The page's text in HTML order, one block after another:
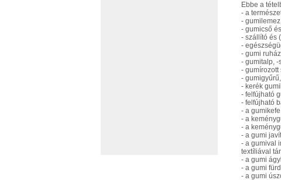
Ebbe a
- a
-
- gumicső
- szállító és
-
- gumi
- gumitalp, -
- gumírozott
-
- kerék
- felfújható
- felfújható
- a
- a
- a
- a gumi
- a gumival
textíliával
- a gumi
- a gumi
- a gumi